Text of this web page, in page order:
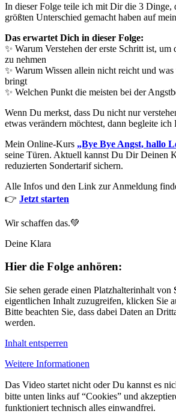
In dieser Folge teile ich mit Dir die 3 Dinge,
größten Unterschied gemacht haben auf
Das erwartet Dich in dieser Folge:
✨ Warum Verstehen der erste Schritt ist,
zu nehmen
✨ Warum Wissen allein nicht reicht und
bringt
✨ Welchen Punkt die meisten bei der
Wenn Du merkst, dass Du nicht nur
etwas verändern möchtest, dann begleite ich
Mein Online-Kurs „Bye Bye Angst, hallo
seine Türen. Aktuell kannst Du Dir Deinen
reduzierten Sondertarif sichern.
Alle Infos und den Link zur Anmeldung
👉 Jetzt starten
Wir schaffen das.💚
Deine Klara
Hier die Folge anhören:
Sie sehen gerade einen Platzhalterinhalt von
eigentlichen Inhalt zuzugreifen, klicken Sie
Bitte beachten Sie, dass dabei Daten an
werden.
Inhalt entsperren
Weitere Informationen
Das Video startet nicht oder Du kannst es
bitte unten links auf “Cookies” und
funktioniert technisch alles einwandfrei.